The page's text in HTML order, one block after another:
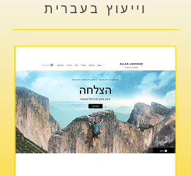
וייעוץ בעברית